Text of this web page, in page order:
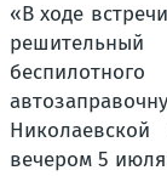
«В ходе
вечером 5